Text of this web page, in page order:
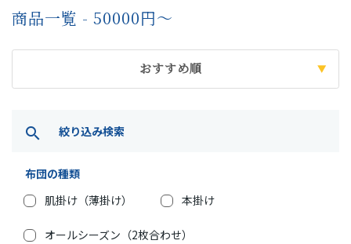
商品一覧 - 50000円～
おすすめ順
search 絞り込み検索
布団の種類
肌掛け（薄掛け）
本掛け
オールシーズン（2枚合わせ）